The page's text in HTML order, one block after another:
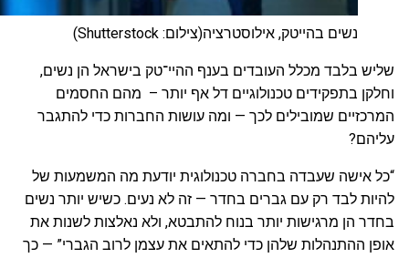
נשים בהייטק, אילוסטרציה(צילום: Shutterstock)
שליש בלבד מכלל העובדים בענף ההיי־טק בישראל הן נשים,
וחלקן בתפקידים טכנולוגיים דל אף יותר – מהם החסמים
המרכזיים שמובילים לכך — ומה עושות החברות כדי להתגבר
עליהם?
“כל אישה שעבדה בחברה טכנולוגית יודעת מה המשמעות של
להיות לבד רק עם גברים בחדר — זה לא נעים. כשיש יותר נשים
בחדר הן מרגישות יותר בנוח להתבטא, ולא נאלצות לשנות את
אופן ההתנהלות שלהן כדי להתאים את עצמן לרוב הגברי” — כך